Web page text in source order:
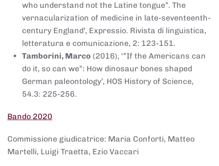
who understand not the Latine tongue”. The
vernacularization of medicine in late-seventeenth-
century England’, Expressio. Rivista di linguistica,
letteratura e comunicazione, 2: 123-151.
Tamborini, Marco (2016), ‘”If the Americans can
do it, so can we”: How dinosaur bones shaped
German paleontology’, HOS History of Science,
54.3: 225-256.
Bando 2020
Commissione giudicatrice: Maria Conforti, Matteo
Martelli, Luigi Traetta, Ezio Vaccari